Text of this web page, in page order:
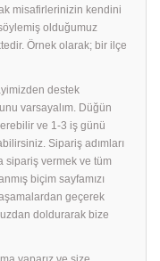
misafirlerinizin kendini
olduğumuz
Örnek olarak; bir ilçe
destek
varsayalım. Düğün
ve 1-3 iş günü
Sipariş adımları
sipariş vermek ve tüm
biçim sayfamızı
geçerek
doldurarak bize